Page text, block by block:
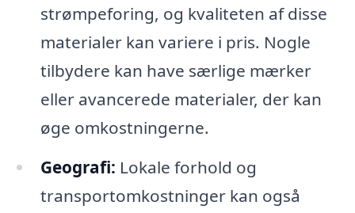
strømpeforing, og kvaliteten af disse
materialer kan variere i pris. Nogle
tilbydere kan have særlige mærker
eller avancerede materialer, der kan
øge omkostningerne.
Geografi: Lokale forhold og
transportomkostninger kan også